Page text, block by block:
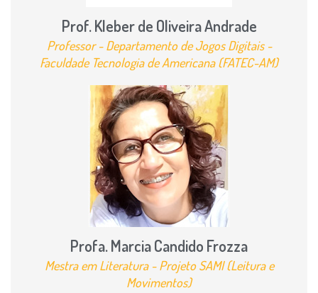
Prof. Kleber de Oliveira Andrade
Professor - Departamento de Jogos Digitais -
Faculdade Tecnologia de Americana (FATEC-AM)
Profa. Marcia Candido Frozza
Mestra em Literatura - Projeto SAMI (Leitura e
Movimentos)